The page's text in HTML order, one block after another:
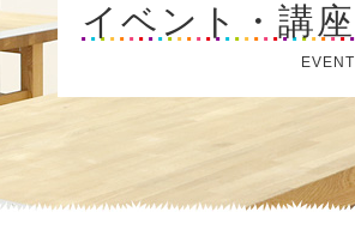
イベント・講座
EVENT